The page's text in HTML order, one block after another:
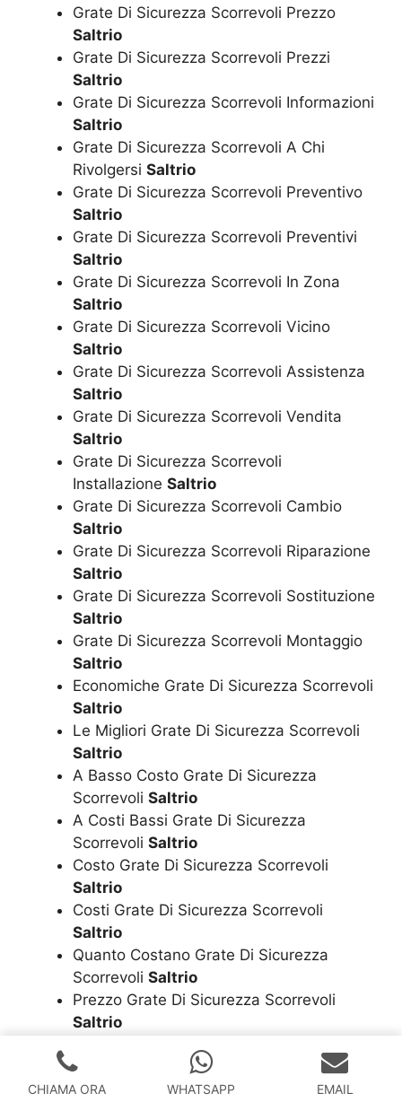
Grate Di Sicurezza Scorrevoli Prezzo
Saltrio
Grate Di Sicurezza Scorrevoli Prezzi
Saltrio
Grate Di Sicurezza Scorrevoli Informazioni
Saltrio
Grate Di Sicurezza Scorrevoli A Chi
Rivolgersi Saltrio
Grate Di Sicurezza Scorrevoli Preventivo
Saltrio
Grate Di Sicurezza Scorrevoli Preventivi
Saltrio
Grate Di Sicurezza Scorrevoli In Zona
Saltrio
Grate Di Sicurezza Scorrevoli Vicino
Saltrio
Grate Di Sicurezza Scorrevoli Assistenza
Saltrio
Grate Di Sicurezza Scorrevoli Vendita
Saltrio
Grate Di Sicurezza Scorrevoli
Installazione Saltrio
Grate Di Sicurezza Scorrevoli Cambio
Saltrio
Grate Di Sicurezza Scorrevoli Riparazione
Saltrio
Grate Di Sicurezza Scorrevoli Sostituzione
Saltrio
Grate Di Sicurezza Scorrevoli Montaggio
Saltrio
Economiche Grate Di Sicurezza Scorrevoli
Saltrio
Le Migliori Grate Di Sicurezza Scorrevoli
Saltrio
A Basso Costo Grate Di Sicurezza
Scorrevoli Saltrio
A Costi Bassi Grate Di Sicurezza
Scorrevoli Saltrio
Costo Grate Di Sicurezza Scorrevoli
Saltrio
Costi Grate Di Sicurezza Scorrevoli
Saltrio
Quanto Costano Grate Di Sicurezza
Scorrevoli Saltrio
Prezzo Grate Di Sicurezza Scorrevoli
Saltrio
Saltrio
Informazioni Grate Di Sicurezza Scorrevoli
CHIAMA ORA WHATSAPP EMAIL